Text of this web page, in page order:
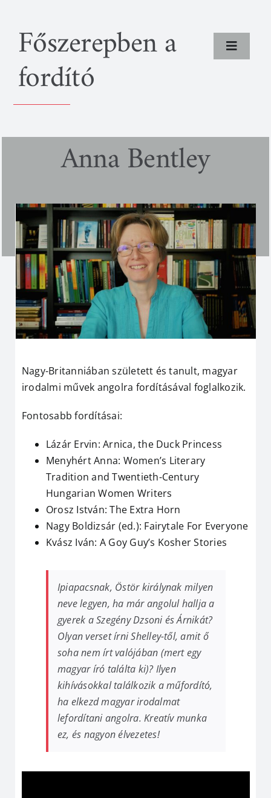
Főszerepben a
fordító
Toggle
Fordítók
Anna Bentley
Nagy-Britanniában született és tanult, magyar
irodalmi művek angolra fordításával foglalkozik.
Fontosabb fordításai:
Lázár Ervin: Arnica, the Duck Princess
Menyhért Anna: Women’s Literary
Tradition and Twentieth-Century
Hungarian Women Writers
Orosz István: The Extra Horn
Nagy Boldizsár (ed.): Fairytale For Everyone
Kvász Iván: A Goy Guy’s Kosher Stories
Ipiapacsnak, Östör királynak milyen
neve legyen, ha már angolul hallja a
gyerek a Szegény Dzsoni és Árnikát?
Olyan verset írni Shelley-től, amit ő
soha nem írt valójában (mert egy
magyar író találta ki)? Ilyen
kihívásokkal találkozik a műfordító,
ha elkezd magyar irodalmat
lefordítani angolra. Kreatív munka
ez, és nagyon élvezetes!